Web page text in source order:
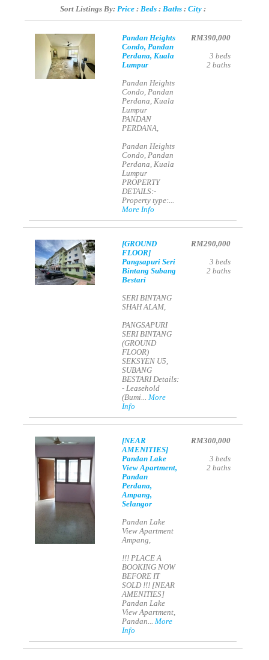
Sort Listings By: Price : Beds : Baths : City :
Pandan Heights
Condo, Pandan
Perdana, Kuala
Lumpur
Pandan Heights
Condo, Pandan
Perdana, Kuala
Lumpur
PANDAN
PERDANA,
Pandan Heights
Condo, Pandan
Perdana, Kuala
Lumpur
PROPERTY
DETAILS:-
Property type:...
More Info
RM390,000
3 beds
2 baths
[GROUND
FLOOR]
Pangsapuri Seri
Bintang Subang
Bestari
SERI BINTANG
SHAH ALAM,
PANGSAPURI
SERI BINTANG
(GROUND
FLOOR)
SEKSYEN U5,
SUBANG
BESTARI Details:
- Leasehold
(Bumi...More
Info
RM290,000
3 beds
2 baths
[NEAR
AMENITIES]
Pandan Lake
View Apartment,
Pandan
Perdana,
Ampang,
Selangor
Pandan Lake
View Apartment
Ampang,
!!! PLACE A
BOOKING NOW
BEFORE IT
SOLD !!! [NEAR
AMENITIES]
Pandan Lake
View Apartment,
Pandan...More
Info
RM300,000
3 beds
2 baths